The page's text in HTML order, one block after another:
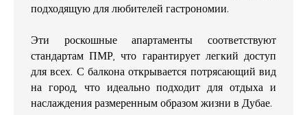
подходящую для любителей гастрономии.
Эти роскошные апартаменты соответствуют
стандартам ПМР, что гарантирует легкий доступ
для всех. С балкона открывается потрясающий вид
на город, что идеально подходит для отдыха и
наслаждения размеренным образом жизни в Дубае.